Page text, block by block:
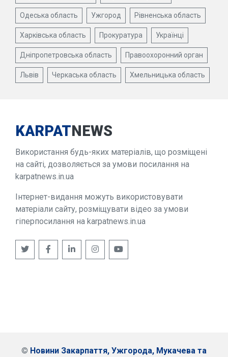
Одеська область Ужгород Рівненська область
Харківська область Прокуратура Українці
Дніпропетровська область Правоохоронний орган
Львів Черкаська область Хмельницька область
KARPATNEWS
Використання будь-яких матеріалів, що розміщені
на сайті, дозволяється за умови посилання на
karpatnews.in.ua
Інтернет-видання можуть використовувати
матеріали сайту, розміщувати відео за умови
гіперпосилання на karpatnews.in.ua
© Новини Закарпаття, Ужгорода, Мукачева та